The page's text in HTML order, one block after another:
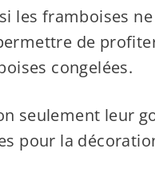
les framboises
de
congelées.
seulement leur
pour la